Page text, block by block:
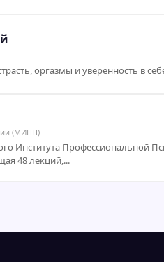
оргазмы и уверенность в
(МИПП)
Института Профессиональной
48 лекций,...